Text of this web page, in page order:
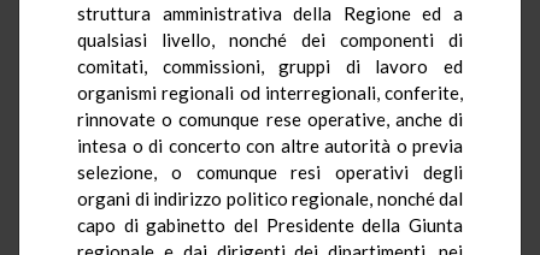
struttura amministrativa della Regione ed a
qualsiasi livello, nonché dei componenti di
comitati, commissioni, gruppi di lavoro ed
organismi regionali od interregionali, conferite,
rinnovate o comunque rese operative, anche di
intesa o di concerto con altre autorità o previa
selezione, o comunque resi operativi degli
organi di indirizzo politico regionale, nonché dal
capo di gabinetto del Presidente della Giunta